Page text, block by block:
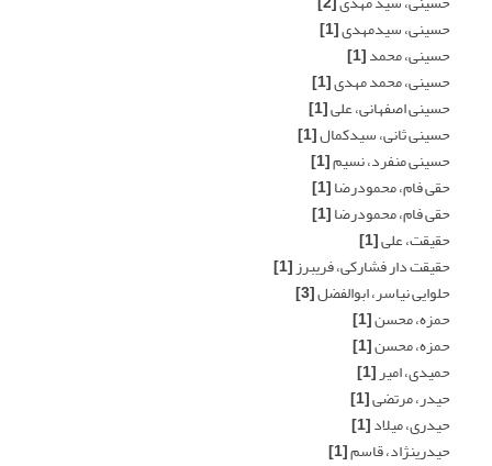
حسینی، سیدمهدی[1]
حسینی، محمد[1]
حسینی، محمد مهدی[1]
حسینی اصفهانی، علی[1]
حسینی ثانی، سیدکمال[1]
حسینی منفرد، نسیم[1]
حقی فام، محمودرضا[1]
حقی فام، محمودرضا[1]
حقیقت، علی[1]
حقیقت دار فشارکی، فریبرز[1]
حلوایی نیاسر، ابوالفضل[3]
حمزه، محسن[1]
حمزه، محسن[1]
حمیدی، امیر[1]
حیدر، مرتضی[1]
حیدری، میلاد[1]
حیدری‏نژاد، قاسم[1]